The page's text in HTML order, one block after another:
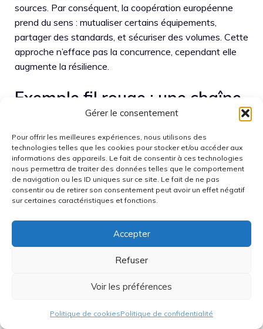
Gérer le consentement
Pour offrir les meilleures expériences, nous utilisons des
technologies telles que les cookies pour stocker et/ou accéder aux
informations des appareils. Le fait de consentir à ces technologies
nous permettra de traiter des données telles que le comportement
de navigation ou les ID uniques sur ce site. Le fait de ne pas
consentir ou de retirer son consentement peut avoir un effet négatif
sur certaines caractéristiques et fonctions.
Accepter
Refuser
Voir les préférences
Politique de cookiesPolitique de confidentialité
sources. Par conséquent, la coopération européenne
prend du sens : mutualiser certains équipements,
partager des standards, et sécuriser des volumes. Cette
approche n’efface pas la concurrence, cependant elle
augmente la résilience.
Exemple fil rouge : une chaîne
française du capteur au
système sécurisé
Pour rendre l’idée tangible, imaginons « NovaSense », un
produit fictif lancé fin 2026 : un capteur
environnemental pour bâtiments, conçu pour durer dix
élément sécurisé, et une gestion d’énergie optimisée. Le
fabricant vise des marchés publics, donc il doit prouver
composants, firmware signé, mises à jour, et logs
partie d’un système de confiance.